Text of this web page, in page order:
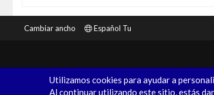
Cambiar ancho Español Tu
Utilizamos cookies para ayudar a
Al continuar utilizando este sitio, estás